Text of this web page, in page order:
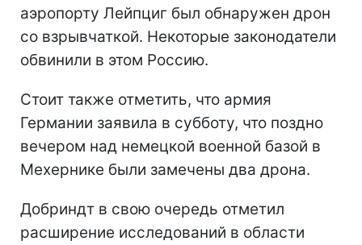
аэропорту Лейпциг был обнаружен дрон
со взрывчаткой. Некоторые законодатели
обвинили в этом Россию.
Стоит также отметить, что армия
Германии заявила в субботу, что поздно
вечером над немецкой военной базой в
Мехернике были замечены два дрона.
Добриндт в свою очередь отметил
расширение исследований в области